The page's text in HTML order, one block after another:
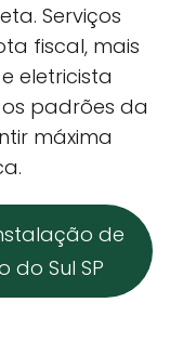
Serviços
fiscal, mais
eletricista
os padrões da
máxima
de
do Sul SP